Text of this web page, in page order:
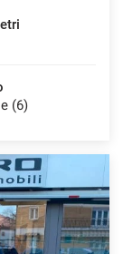
(6)